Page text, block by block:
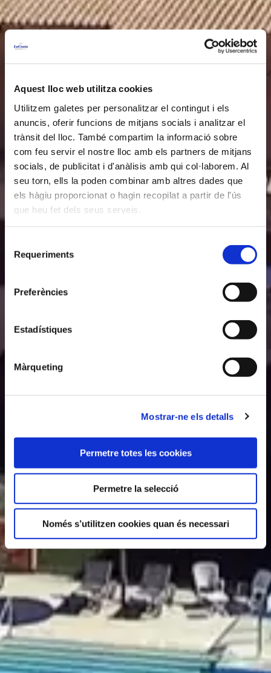
Aquest lloc web utilitza cookies
Utilitzem galetes per personalitzar el contingut i els
anuncis, oferir funcions de mitjans socials i analitzar el
trànsit del lloc. També compartim la informació sobre
com feu servir el nostre lloc amb els partners de mitjans
socials, de publicitat i d'anàlisis amb qui col·laborem. Al
seu torn, ells la poden combinar amb altres dades que
els hàgiu proporcionat o hagin recopilat a partir de l'ús
que heu fet dels seus serveis.
Requeriments
Preferències
Estadístiques
Màrqueting
Mostrar-ne els detalls
Permetre totes les cookies
Permetre la selecció
Només s’utilitzen cookies quan és necessari